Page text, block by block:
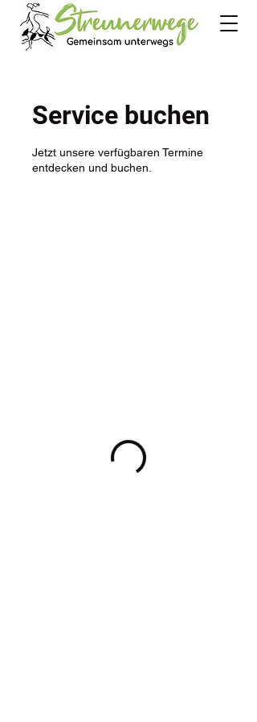
Service buchen
Jetzt unsere verfügbaren Termine
entdecken und buchen.